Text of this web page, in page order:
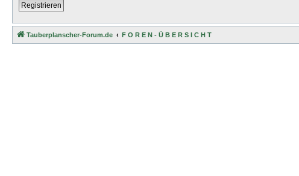
Registrieren
Tauberplanscher-Forum.de F O R E N - Ü B E R S I C H T